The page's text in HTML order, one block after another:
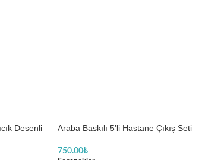
Desenli Araba Baskılı 5’li Hastane Çıkış Seti
750.00₺